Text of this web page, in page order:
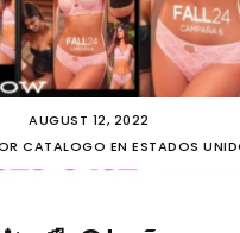
AUGUST 12, 2022
CATALOGO EN ESTADOS